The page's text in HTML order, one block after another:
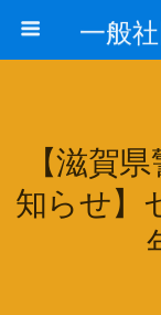
【滋賀
知らせ】